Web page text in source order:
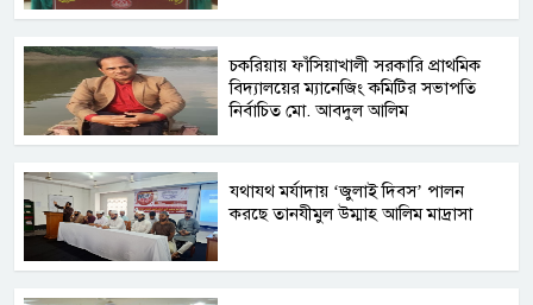
চকরিয়ায় ফাঁসিয়াখালী সরকারি প্রাথমিক
বিদ্যালয়ের ম্যানেজিং কমিটির সভাপতি
নির্বাচিত মো. আবদুল আলিম
যথাযথ মর্যাদায় ‘জুলাই দিবস’ পালন
করছে তানযীমুল উম্মাহ আলিম মাদ্রাসা